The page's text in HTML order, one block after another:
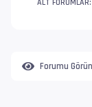
ALT FORUMLAR:
Forumu